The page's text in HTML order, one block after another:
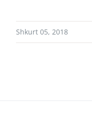
Shkurt 05, 2018